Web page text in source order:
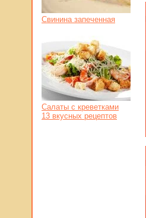
Свинина запеченная
Салаты с креветками
13 вкусных рецептов